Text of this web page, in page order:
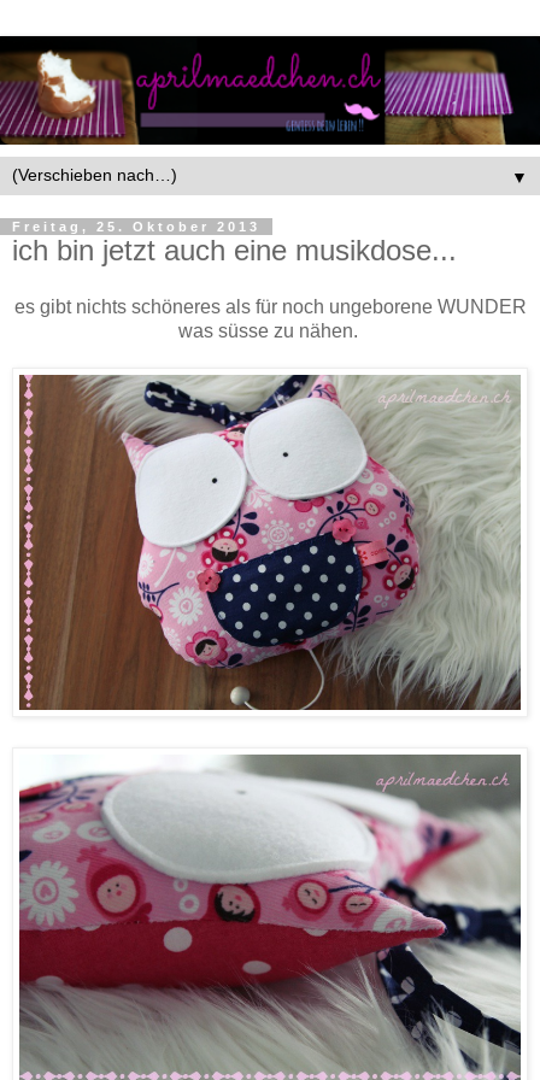
▼
Freitag, 25. Oktober 2013
ich bin jetzt auch eine musikdose...
es gibt nichts schöneres als für noch ungeborene WUNDER
was süsse zu nähen.